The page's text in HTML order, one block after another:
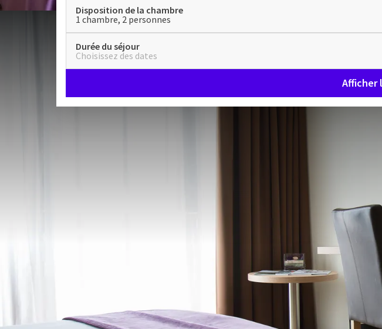
Disposition de la chambre
1 chambre, 2 personnes
Durée du séjour
Choisissez des dates
Afficher
Chambre Supérieure avec Lits Jumeaux –
et élégance pour un séjour à Nivelles
Chambre Supérieure avec Lits Jumeaux , un
pour vous offrir un séjour alliant confort et fonctionnalité à l’Hôtel Van der Valk
voyageurs souhaitant partager un hébergement tout en conservant leur espace
CHAMBRE INSTALLATIONS
Lits jumeaux
Douche à l'italienne